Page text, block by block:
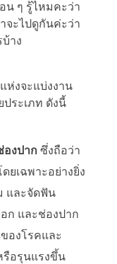
น ๆ รู้ไหมคะว่า
จะไปดูกันค่ะว่า
าง
จะแบ่งงาน
ระเภท ดังนี้
องปาก ซึ่งถือว่า
ยเฉพาะอย่างยิ่ง
และจัดฟัน
ก และช่องปาก
องโรคและ
รือรุนแรงขึ้น